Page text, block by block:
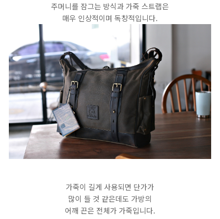
주머니를 잠그는 방식과 가죽 스트랩은
매우 인상적이며 독창적입니다.
가죽이 길게 사용되면 단가가
많이 들 것 같은데도 가방의
어깨 끈은 전체가 가죽입니다.